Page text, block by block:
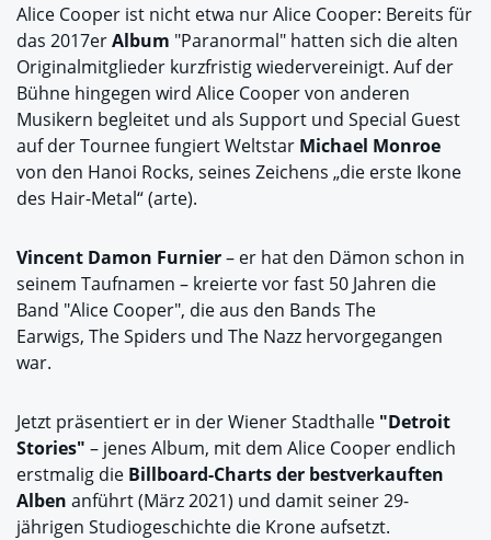
Alice Cooper ist nicht etwa nur Alice Cooper: Bereits für
das 2017erAlbum "Paranormal" hatten sich die alten
Originalmitglieder kurzfristig wiedervereinigt. Auf der
Bühne hingegen wird Alice Cooper von anderen
Musikern begleitet und als Support und Special Guest
auf der Tournee fungiert Weltstar Michael Monroe
von den Hanoi Rocks, seines Zeichens „die erste Ikone
des Hair-Metal“ (arte).
Vincent Damon Furnier– er hat den Dämon schon in
seinem Taufnamen – kreierte vor fast 50 Jahren die
Band "Alice Cooper", die aus den Bands The
Earwigs, The Spiders und The Nazz hervorgegangen
war.
Jetzt präsentiert er in der Wiener Stadthalle "Detroit
Stories" – jenes Album, mit dem Alice Cooper endlich
erstmalig die Billboard-Charts der bestverkauften
Alben anführt (März 2021) und damit seiner 29-
jährigen Studiogeschichte die Krone aufsetzt.